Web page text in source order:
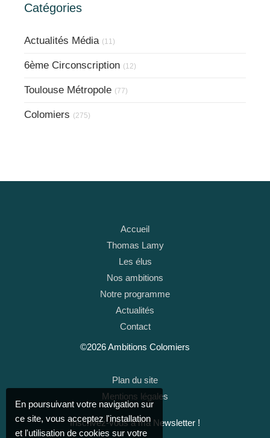
Catégories
Actualités Média (11)
6ème Circonscription (12)
Toulouse Métropole (77)
Colomiers (275)
Accueil
Thomas Lamy
Les élus
Nos ambitions
Notre programme
Actualités
Contact
©2026 Ambitions Colomiers
Plan du site
Mentions légales
Inscrivez-vous à ma Newsletter !
En poursuivant votre navigation sur
ce site, vous acceptez l'installation
et l'utilisation de cookies sur votre